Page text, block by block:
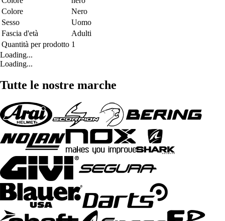
Colore
Nero
Sesso
Uomo
Fascia d'età
Adulti
Quantità per prodotto 1
Loading...
Loading...
Tutte le nostre marche